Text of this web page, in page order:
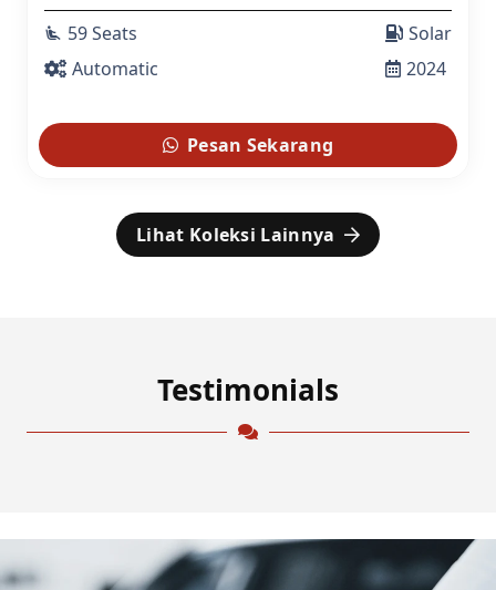
airline_seat_recline_extra 59 Seats
Automatic
Solar
2024
Pesan Sekarang
Lihat Koleksi Lainnya
Testimonials